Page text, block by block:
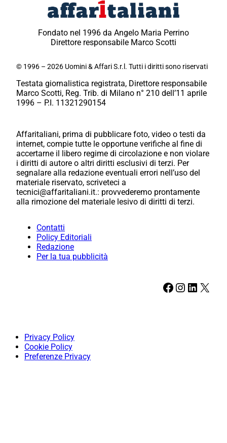
Fondato nel 1996 da Angelo Maria Perrino
Direttore responsabile Marco Scotti
© 1996 – 2026 Uomini & Affari S.r.l. Tutti i diritti sono riservati
Testata giornalistica registrata, Direttore responsabile
Marco Scotti, Reg. Trib. di Milano n° 210 dell’11 aprile
1996 – P.I. 11321290154
Affaritaliani, prima di pubblicare foto, video o testi da
internet, compie tutte le opportune verifiche al fine di
accertarne il libero regime di circolazione e non violare
i diritti di autore o altri diritti esclusivi di terzi. Per
segnalare alla redazione eventuali errori nell’uso del
materiale riservato, scriveteci a
tecnici@affaritaliani.it.: provvederemo prontamente
alla rimozione del materiale lesivo di diritti di terzi.
Contatti
Policy Editoriali
Redazione
Per la tua pubblicità
Facebook Instagram LinkedIn X
Privacy Policy
Cookie Policy
Preferenze Privacy